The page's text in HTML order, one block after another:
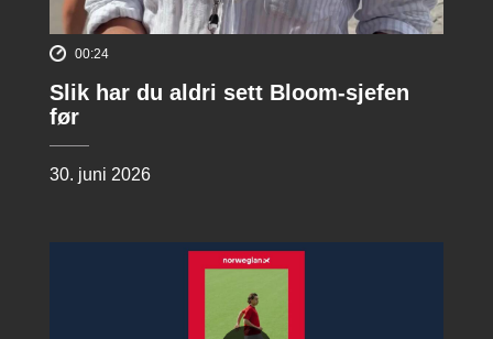
00:24
Slik har du aldri sett Bloom-sjefen
før
30. juni 2026